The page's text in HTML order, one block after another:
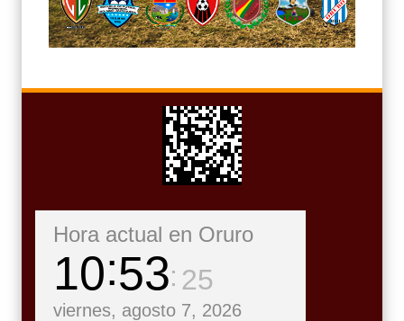
Hora actual en Oruro
10 53 26
viernes, agosto 7, 2026